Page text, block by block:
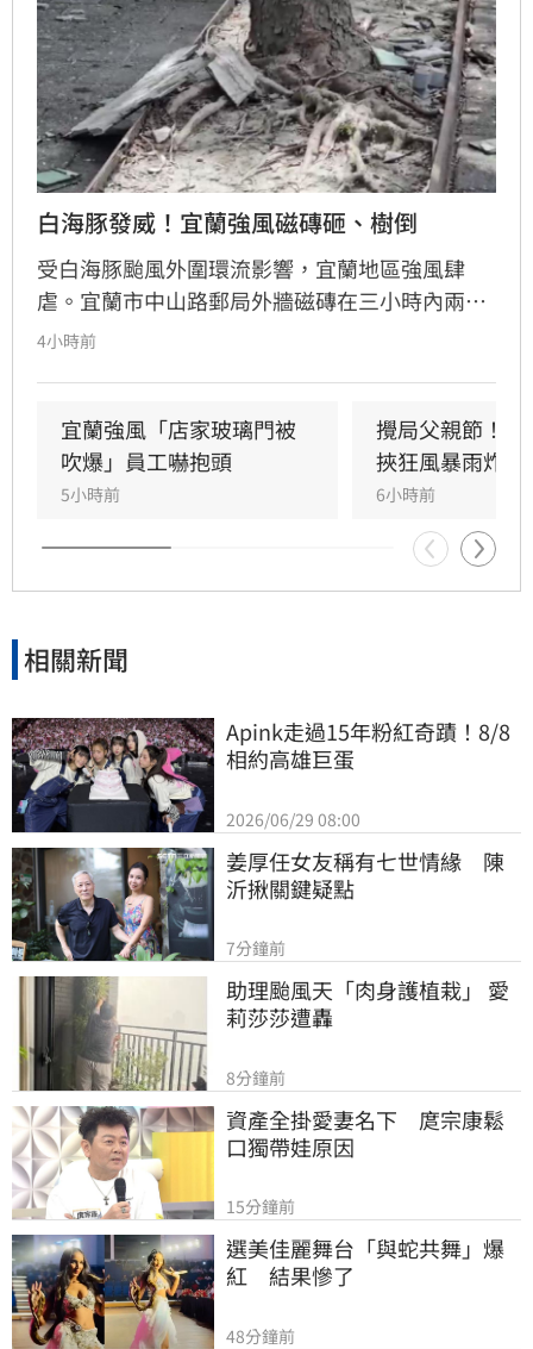
白海豚發威！宜蘭強風磁磚砸、樹倒
受白海豚颱風外圍環流影響，宜蘭地區強風肆
虐。宜蘭市中山路郵局外牆磁磚在三小時內兩度
剝落，武營街亦發生磁磚砸地險象，所幸無人傷
全面停駛。
4小時前
宜蘭強風「店家玻璃門被
吹爆」員工嚇抱頭
5小時前
攪局父親節！
挾狂風暴雨炸雙
6小時前
相關新聞
Apink走過15年粉紅奇蹟！8/8
相約高雄巨蛋
2026/06/29 08:00
姜厚任女友稱有七世情緣　陳
沂揪關鍵疑點
7分鐘前
助理颱風天「肉身護植栽」 愛
莉莎莎遭轟
8分鐘前
資產全掛愛妻名下　庹宗康鬆
口獨帶娃原因
15分鐘前
選美佳麗舞台「與蛇共舞」爆
紅　結果慘了
48分鐘前